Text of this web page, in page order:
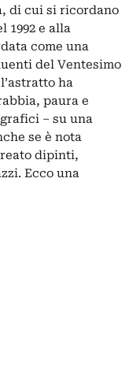
di cui si ricordano
1992 e alla
come una
del Ventesimo
ha
paura e
– su una
se è nota
dipinti,
Ecco una